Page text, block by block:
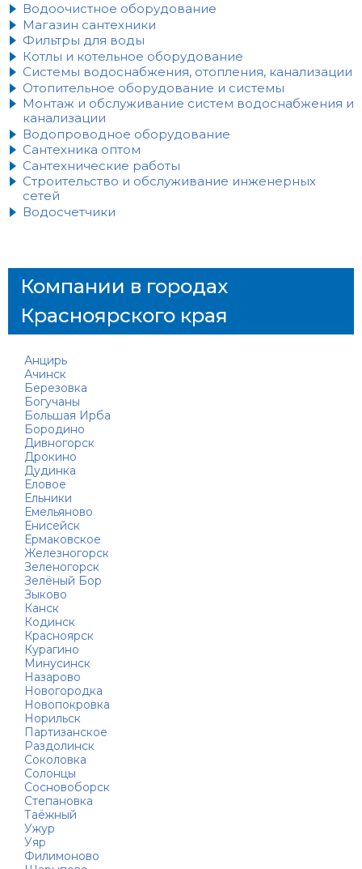
Водоочистное оборудование
Магазин сантехники
Фильтры для воды
Котлы и котельное оборудование
Системы водоснабжения, отопления, канализации
Отопительное оборудование и системы
Монтаж и обслуживание систем водоснабжения и
канализации
Водопроводное оборудование
Сантехника оптом
Сантехнические работы
Строительство и обслуживание инженерных
сетей
Водосчетчики
Компании в городах
Красноярского края
Анцирь
Ачинск
Березовка
Богучаны
Большая Ирба
Бородино
Дивногорск
Дрокино
Дудинка
Еловое
Ельники
Емельяново
Енисейск
Ермаковское
Железногорск
Зеленогорск
Зелёный Бор
Зыково
Канск
Кодинск
Красноярск
Курагино
Минусинск
Назарово
Новогородка
Новопокровка
Норильск
Партизанское
Раздолинск
Соколовка
Солонцы
Сосновоборск
Степановка
Таёжный
Ужур
Уяр
Филимоново